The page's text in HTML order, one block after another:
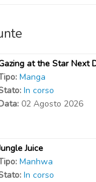
at the Star Next
Manga
In corso
02 Agosto 2026
Juice
Manhwa
In corso